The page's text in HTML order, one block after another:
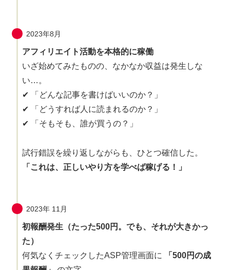
2023年8月
アフィリエイト活動を本格的に稼働
いざ始めてみたものの、なかなか収益は発生しな
い…。
✔ 「どんな記事を書けばいいのか？」
✔ 「どうすれば人に読まれるのか？」
✔ 「そもそも、誰が買うの？」
試行錯誤を繰り返しながらも、ひとつ確信した。
「これは、正しいやり方を学べば稼げる！」
2023年 11月
初報酬発生（たった500円。でも、それが大きかっ
た）
何気なくチェックしたASP管理画面に
「500円の成